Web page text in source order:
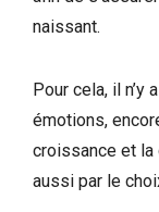
naissant.
Pour cela, il n’y
émotions,
croissance et la
aussi par le